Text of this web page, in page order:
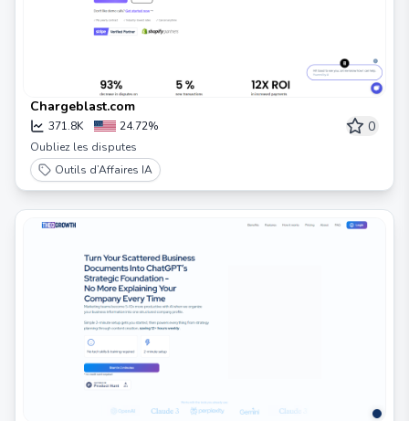
Chargeblast.com
371.8K 24.72% 0
Oubliez les disputes
Outils d’Affaires IA